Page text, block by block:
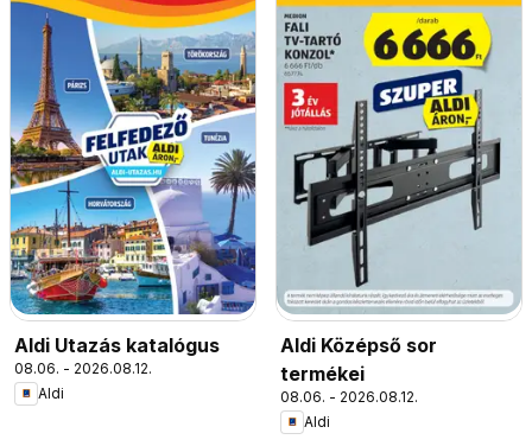
Aldi Utazás katalógus
08.06. - 2026.08.12.
Aldi
Aldi Középső sor
termékei
08.06. - 2026.08.12.
Aldi